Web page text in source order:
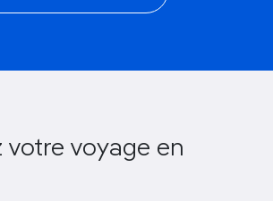
votre voyage en